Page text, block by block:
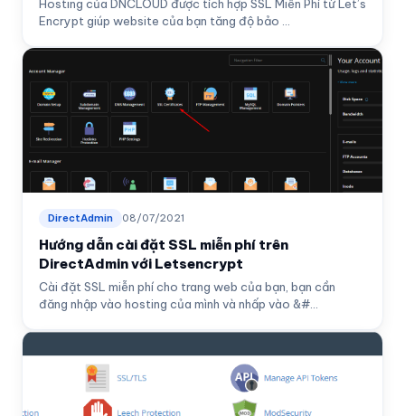
Hosting của DNCLOUD được tích hợp SSL Miễn Phí từ Let’s
Encrypt giúp website của bạn tăng độ bảo ...
DirectAdmin 08/07/2021
Hướng dẫn cài đặt SSL miễn phí trên
DirectAdmin với Letsencrypt
Cài đặt SSL miễn phí cho trang web của bạn, bạn cần
đăng nhập vào hosting của mình và nhấp vào &#...